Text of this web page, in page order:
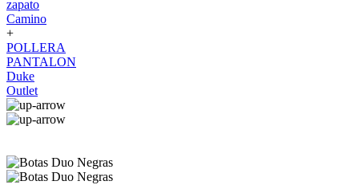
zapato
Camino
+
POLLERA
PANTALON
Duke
Outlet